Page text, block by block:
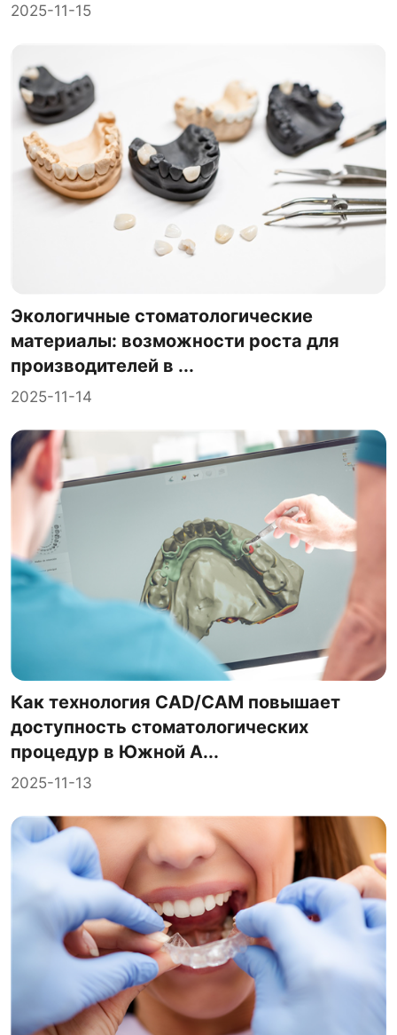
2025-11-15
Экологичные стоматологические
материалы: возможности роста для
производителей в ...
2025-11-14
Как технология CAD/CAM повышает
доступность стоматологических
процедур в Южной А...
2025-11-13